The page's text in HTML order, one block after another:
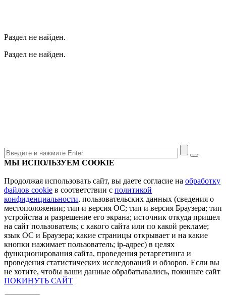
Раздел не найден.
Раздел не найден.
МЫ ИСПОЛЬЗУЕМ COOKIE
Продолжая использовать сайт, вы даете согласие на обработку
файлов cookie в соответствии с политикой
конфиденциальности, пользовательских данных (сведения о
местоположении; тип и версия ОС; тип и версия Браузера; тип
устройства и разрешение его экрана; источник откуда пришел
на сайт пользователь; с какого сайта или по какой рекламе;
язык ОС и Браузера; какие страницы открывает и на какие
кнопки нажимает пользователь; ip-адрес) в целях
функционирования сайта, проведения ретаргетинга и
проведения статистических исследований и обзоров. Если вы
не хотите, чтобы ваши данные обрабатывались, покиньте сайт
ПОКИНУТЬ САЙТ